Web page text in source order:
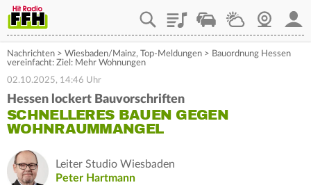
PlaylistStaupilotWetterWebcam
Nachrichten > Wiesbaden/Mainz, Top-Meldungen > Bauordnung Hessen
vereinfacht: Ziel: Mehr Wohnungen
02.10.2025, 14:46 Uhr
Hessen lockert Bauvorschriften
SCHNELLERES BAUEN GEGEN
WOHNRAUMMANGEL
Leiter Studio Wiesbaden
Peter Hartmann